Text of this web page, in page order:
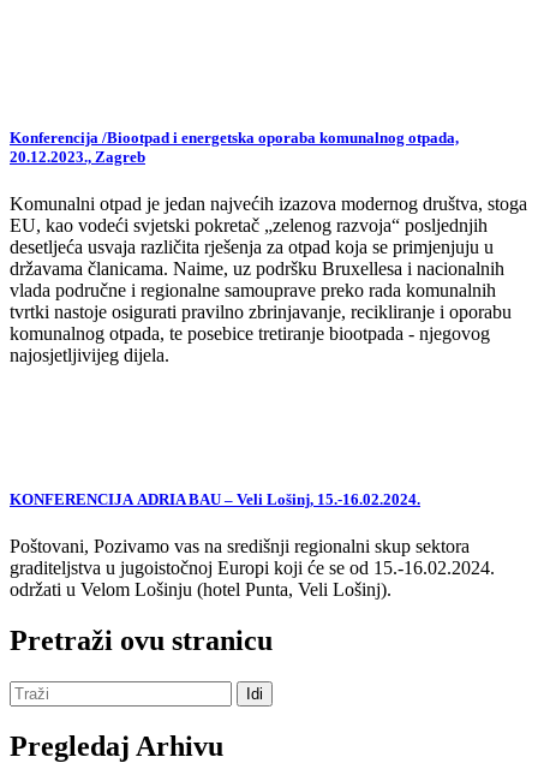
Konferencija /Biootpad i energetska oporaba komunalnog otpada,
20.12.2023., Zagreb
Komunalni otpad je jedan najvećih izazova modernog društva, stoga
EU, kao vodeći svjetski pokretač „zelenog razvoja“ posljednjih
desetljeća usvaja različita rješenja za otpad koja se primjenjuju u
državama članicama. Naime, uz podršku Bruxellesa i nacionalnih
vlada područne i regionalne samouprave preko rada komunalnih
tvrtki nastoje osigurati pravilno zbrinjavanje, recikliranje i oporabu
komunalnog otpada, te posebice tretiranje biootpada - njegovog
najosjetljivijeg dijela.
KONFERENCIJA ADRIA BAU – Veli Lošinj, 15.-16.02.2024.
Poštovani, Pozivamo vas na središnji regionalni skup sektora
graditeljstva u jugoistočnoj Europi koji će se od 15.-16.02.2024.
održati u Velom Lošinju (hotel Punta, Veli Lošinj).
Pretraži ovu stranicu
Pregledaj Arhivu